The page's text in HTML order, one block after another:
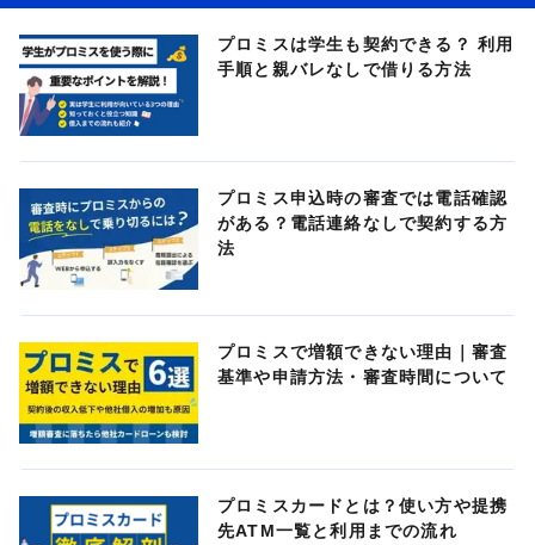
プロミスは学生も契約できる？ 利用
手順と親バレなしで借りる方法
プロミス申込時の審査では電話確認
がある？電話連絡なしで契約する方
法
プロミスで増額できない理由｜審査
基準や申請方法・審査時間について
プロミスカードとは？使い方や提携
先ATM一覧と利用までの流れ